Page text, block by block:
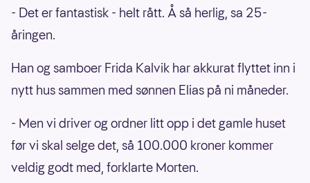
- Det er fantastisk - helt rått. Å så herlig, sa 25-
åringen.
Han og samboer Frida Kalvik har akkurat flyttet inn i
nytt hus sammen med sønnen Elias på ni måneder.
- Men vi driver og ordner litt opp i det gamle huset
før vi skal selge det, så 100.000 kroner kommer
veldig godt med, forklarte Morten.